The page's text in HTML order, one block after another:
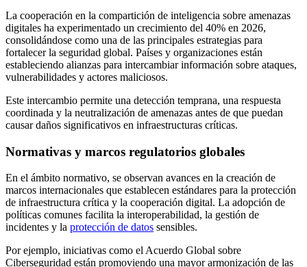
La cooperación en la compartición de inteligencia sobre amenazas
digitales ha experimentado un crecimiento del 40% en 2026,
consolidándose como una de las principales estrategias para
fortalecer la seguridad global. Países y organizaciones están
estableciendo alianzas para intercambiar información sobre ataques,
vulnerabilidades y actores maliciosos.
Este intercambio permite una detección temprana, una respuesta
coordinada y la neutralización de amenazas antes de que puedan
causar daños significativos en infraestructuras críticas.
Normativas y marcos regulatorios globales
En el ámbito normativo, se observan avances en la creación de
marcos internacionales que establecen estándares para la protección
de infraestructura crítica y la cooperación digital. La adopción de
políticas comunes facilita la interoperabilidad, la gestión de
incidentes y la protección de datos sensibles.
Por ejemplo, iniciativas como el Acuerdo Global sobre
Ciberseguridad están promoviendo una mayor armonización de las